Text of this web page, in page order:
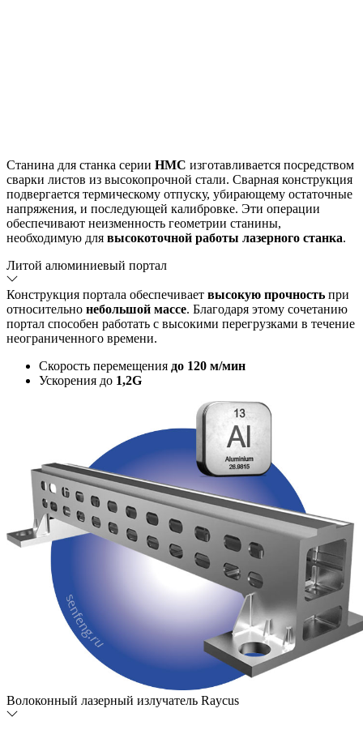
Станина для станка серии HMC изготавливается посредством
сварки листов из высокопрочной стали. Сварная конструкция
подвергается термическому отпуску, убирающему остаточные
напряжения, и последующей калибровке. Эти операции
обеспечивают неизменность геометрии станины,
необходимую для высокоточной работы лазерного станка.
Литой алюминиевый портал
Конструкция портала обеспечивает высокую прочность при
относительно небольшой массе. Благодаря этому сочетанию
портал способен работать с высокими перегрузками в течение
неограниченного времени.
Скорость перемещения до 120 м/мин
Ускорения до 1,2G
Волоконный лазерный излучатель Raycus